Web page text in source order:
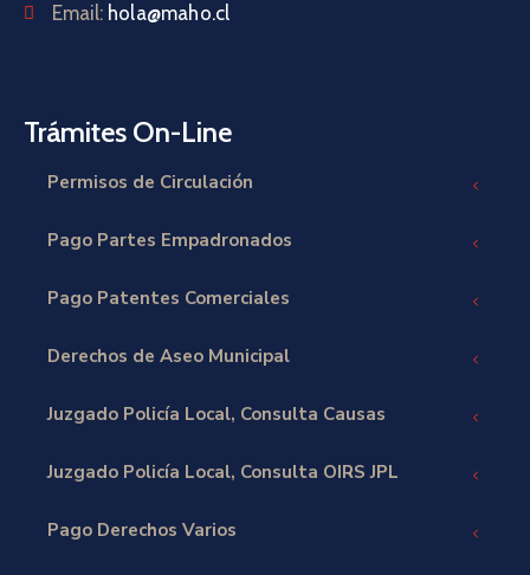
Email: hola@maho.cl
Trámites On-Line
Permisos de Circulación
Pago Partes Empadronados
Pago Patentes Comerciales
Derechos de Aseo Municipal
Juzgado Policía Local, Consulta Causas
Juzgado Policía Local, Consulta OIRS JPL
Pago Derechos Varios